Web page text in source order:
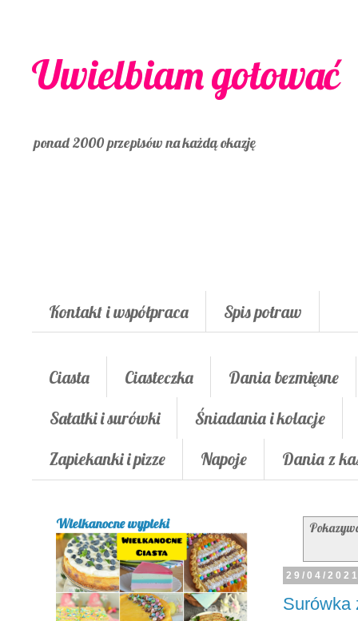
Uwielbiam gotować
ponad 2000 przepisów na każdą okazję
Kontakt i współpraca Spis potraw
Ciasta Ciasteczka
Dania bezmięsne
Sałatki i surówki
Śniadania i kolacje
Zapiekanki i pizze
Napoje Dania z
29/04/
Surówka
Wielkanocne wypieki